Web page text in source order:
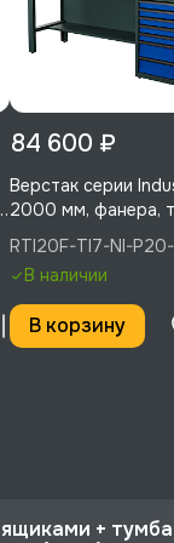
84 600 ₽
Верстак серии
2000 мм, фанера,
с 7-ю ящиками,
500, синий RAL
RUNTEC, RTI20F-
P20-5005
RTI20F-TI7-NI-
RUNTEC
В наличии
В корзину
+